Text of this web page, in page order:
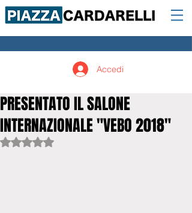
Accedi
PRESENTATO IL SALONE
INTERNAZIONALE "VEBO 2018"
Valutazione NaN stelle su 5.